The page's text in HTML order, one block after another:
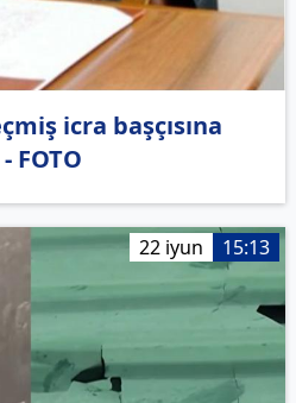
icra başçısına
FOTO
22 iyun 15:13